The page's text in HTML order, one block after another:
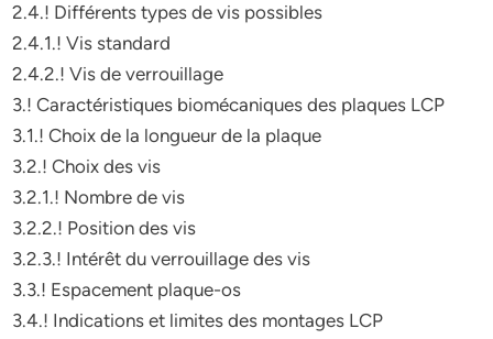
2.4.! Différents types de vis possibles
2.4.1.! Vis standard
2.4.2.! Vis de verrouillage
3.! Caractéristiques biomécaniques des plaques LCP
3.1.! Choix de la longueur de la plaque
3.2.! Choix des vis
3.2.1.! Nombre de vis
3.2.2.! Position des vis
3.2.3.! Intérêt du verrouillage des vis
3.3.! Espacement plaque-os
3.4.! Indications et limites des montages LCP